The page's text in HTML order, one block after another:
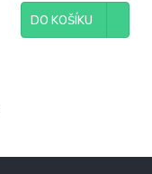
DO KOŠÍKU